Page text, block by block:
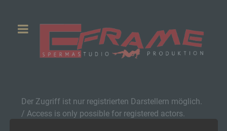
Der Zugriff ist nur registrierten Darstellern möglich.
/ Access is only possible for registered actors.